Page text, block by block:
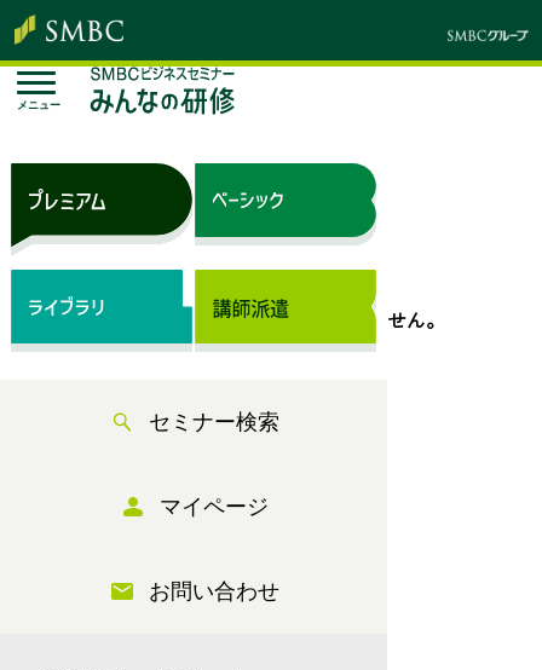
メニュー
セミナー検索
マイページ
お問い合わせ
表示できるセミナー情報はありません。